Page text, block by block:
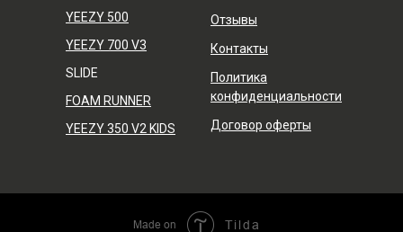
YEEZY 500
SLIDE
YEEZY 700 V3
Отзывы
Контакты
Политика
конфиденциальности
Договор оферты
YEEZY 350 V2 KIDS
FOAM RUNNER
Made on Tilda